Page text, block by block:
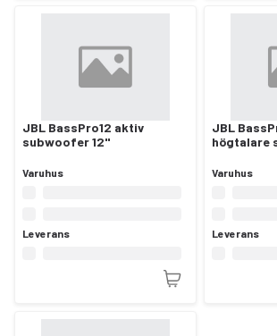
JBL BassPro12 aktiv
subwoofer 12"
Varuhus
Leverans
JBL
högtalare
Varuhus
Leverans